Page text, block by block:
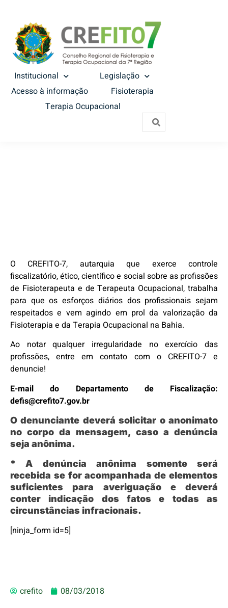
Institucional
Legislação
Acesso à informação
Fisioterapia
Terapia Ocupacional
O CREFITO-7, autarquia que exerce controle
fiscalizatório, ético, científico e social sobre as profissões
de Fisioterapeuta e de Terapeuta Ocupacional, trabalha
para que os esforços diários dos profissionais sejam
respeitados e vem agindo em prol da valorização da
Fisioterapia e da Terapia Ocupacional na Bahia.
Ao notar qualquer irregularidade no exercício das
profissões, entre em contato com o CREFITO-7 e
denuncie!
E-mail do Departamento de Fiscalização:
defis@crefito7.gov.br
O denunciante deverá solicitar o anonimato
no corpo da mensagem, caso a denúncia
seja anônima.
* A denúncia anônima somente será
recebida se for acompanhada de elementos
suficientes para averiguação e deverá
conter indicação dos fatos e todas as
circunstâncias infracionais.
[ninja_form id=5]
crefito 08/03/2018